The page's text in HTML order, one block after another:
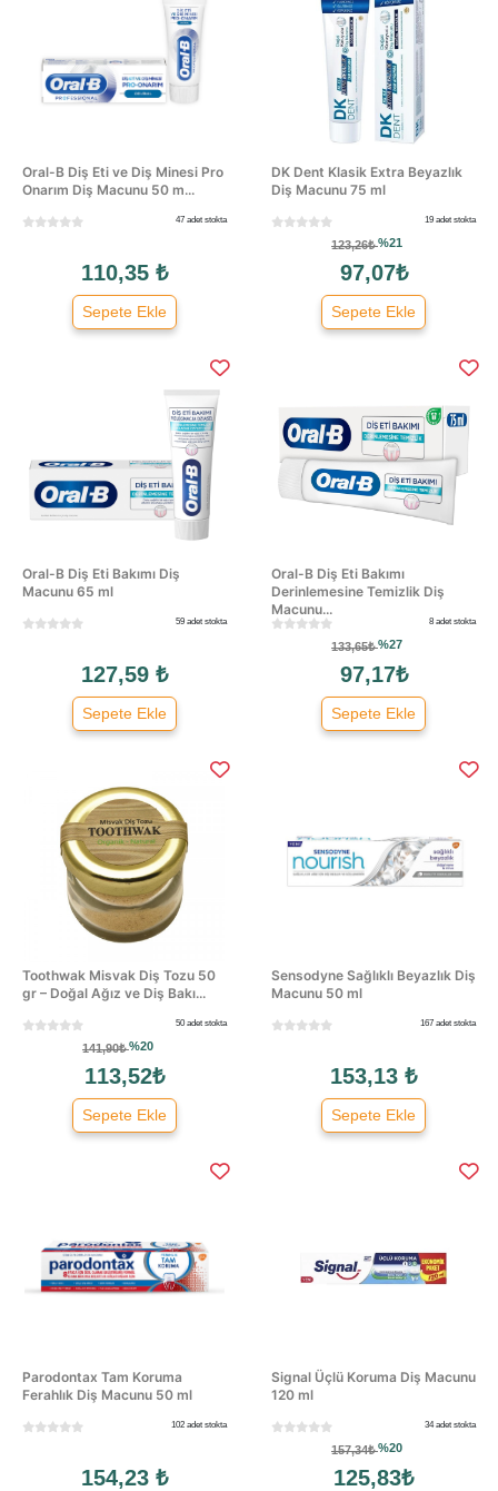
Oral-B Diş Eti ve Diş Minesi Pro
Onarım Diş Macunu 50 m...
47 adet stokta
110,35 ₺
Sepete Ekle
DK Dent Klasik Extra Beyazlık
Diş Macunu 75 ml
19 adet stokta
123,26₺%21
97,07₺
Sepete Ekle
Oral-B Diş Eti Bakımı Diş
Macunu 65 ml
59 adet stokta
127,59 ₺
Sepete Ekle
Oral-B Diş Eti Bakımı
Derinlemesine Temizlik Diş
Macunu...
8 adet stokta
133,65₺%27
97,17₺
Sepete Ekle
Toothwak Misvak Diş Tozu 50
gr – Doğal Ağız ve Diş Bakı...
50 adet stokta
141,90₺%20
113,52₺
Sepete Ekle
Sensodyne Sağlıklı Beyazlık Diş
Macunu 50 ml
167 adet stokta
153,13 ₺
Sepete Ekle
Parodontax Tam Koruma
Ferahlık Diş Macunu 50 ml
102 adet stokta
154,23 ₺
Signal Üçlü Koruma Diş Macunu
120 ml
34 adet stokta
157,34₺%20
125,83₺